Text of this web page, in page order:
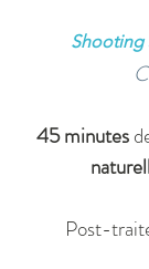
Shooting
45 minutes
Post-